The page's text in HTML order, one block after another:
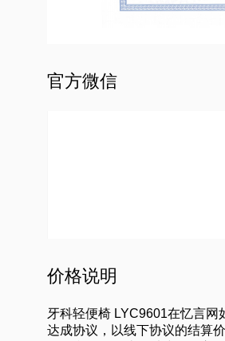
官方微信
价格说明
牙科轻便椅 LYC9601在忆言
达成协议，以线下协议的结算